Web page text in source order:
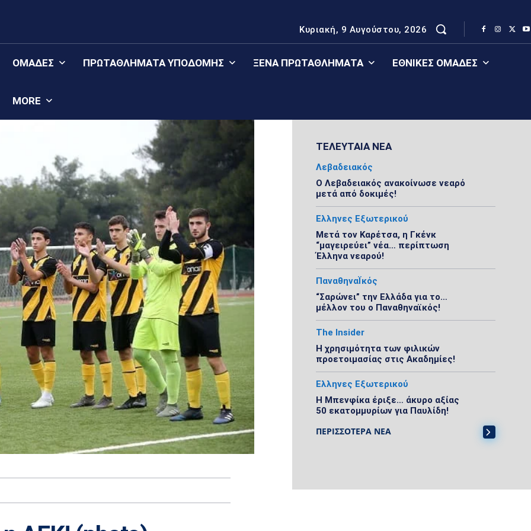
Κυριακή, 9 Αυγούστου, 2026
ΟΜΆΔΕΣ ΠΡΩΤΑΘΛΉΜΑΤΑ YΠΟΔΟΜΉΣ ΞΈΝΑ ΠΡΩΤΑΘΛΉΜΑΤΑ ΕΘΝΙΚΈΣ ΟΜΆΔΕΣ
MORE
ΤΕΛΕΥΤΑΙΑ ΝΕΑ
Λεβαδειακός
Ο Λεβαδειακός ανακοίνωσε νεαρό
μετά από δοκιμές!
Ελληνες Εξωτερικού
Μετά τον Καρέτσα, η Γκένκ
“μαγειρεύει” νέα… περίπτωση
Έλληνα νεαρού!
ΠαναθηναΪκός
“Σαρώνει” την Ελλάδα για το…
μέλλον του ο Παναθηναϊκός!
The Insider
Η χρησιμότητα των φιλικών
προετοιμασίας στις Ακαδημίες!
Ελληνες Εξωτερικού
Η Μπενφίκα έριξε… άκυρο αξίας
50 εκατομμυρίων για Παυλίδη!
ΠΕΡΙΣΣΟΤΕΡΑ ΝΕΑ